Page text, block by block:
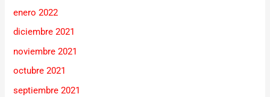
enero 2022
diciembre 2021
noviembre 2021
octubre 2021
septiembre 2021